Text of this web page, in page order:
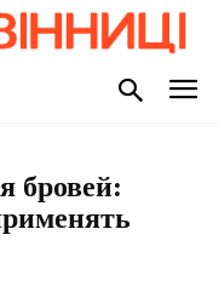
бровей: